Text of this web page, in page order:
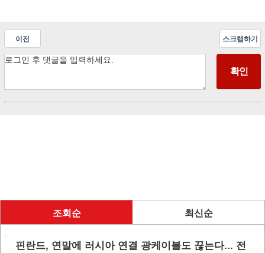
이전 스크랩하기
조회순 최신순
핀란드, 연말에 러시아 연결 광케이블도 끊는다... 전